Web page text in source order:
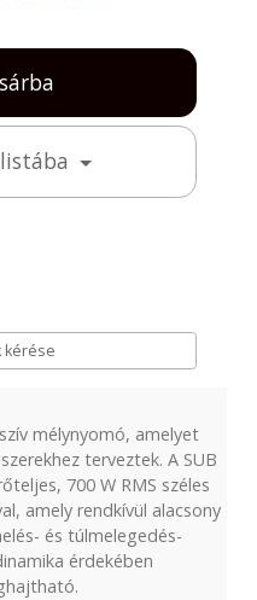
kérése
mélynyomó, amelyet
terveztek. A SUB
700 W RMS széles
amely rendkívül alacsony
és túlmelegedés-
érdekében